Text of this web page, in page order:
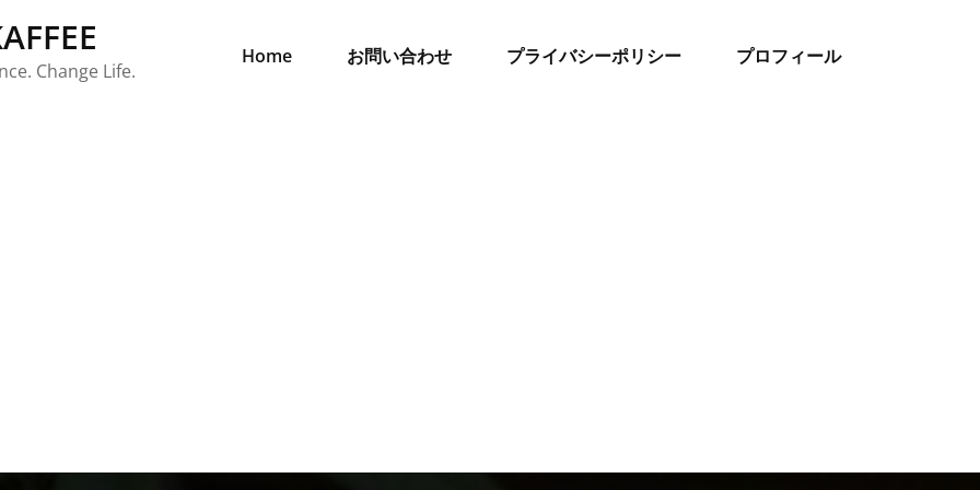
Change Life.
Home お問い合わせ プライバシーポリシー プロフィール